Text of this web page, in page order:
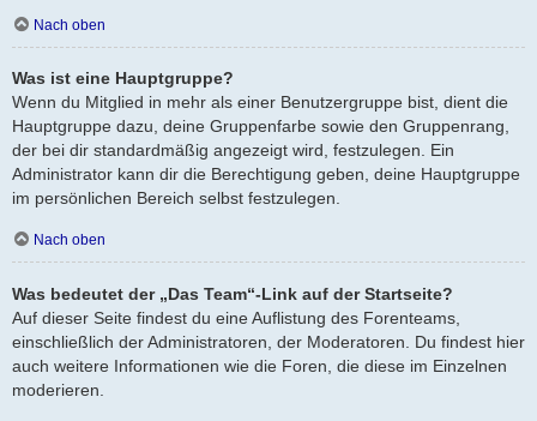
Nach oben
Was ist eine Hauptgruppe?
Wenn du Mitglied in mehr als einer Benutzergruppe bist, dient die
Hauptgruppe dazu, deine Gruppenfarbe sowie den Gruppenrang,
der bei dir standardmäßig angezeigt wird, festzulegen. Ein
Administrator kann dir die Berechtigung geben, deine Hauptgruppe
im persönlichen Bereich selbst festzulegen.
Nach oben
Was bedeutet der „Das Team“-Link auf der Startseite?
Auf dieser Seite findest du eine Auflistung des Forenteams,
einschließlich der Administratoren, der Moderatoren. Du findest hier
auch weitere Informationen wie die Foren, die diese im Einzelnen
moderieren.